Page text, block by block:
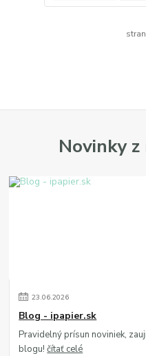
Novinky
23.06.2026
Blog - ipapier.sk
Pravidelný prísun noviniek,
blogu!čítať celé